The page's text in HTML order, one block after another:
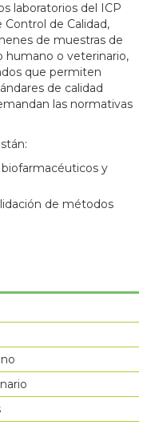
laboratorios del ICP
de Calidad,
de muestras de
humano o veterinario,
que permiten
de calidad
las normativas
y
de métodos